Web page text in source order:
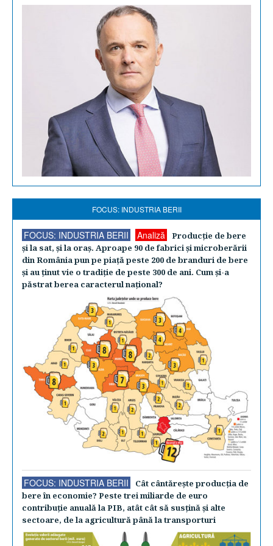
FOCUS: INDUSTRIA BERII
FOCUS: INDUSTRIA BERII Analiză
Producţie de bere
şi la sat, şi la oraş. Aproape 90 de fabrici şi microberării
din România pun pe piaţă peste 200 de branduri de bere
şi au ţinut vie o tradiţie de peste 300 de ani. Cum şi-a
păstrat berea caracterul naţional?
FOCUS: INDUSTRIA BERII
Cât cântăreşte producţia de
bere în economie? Peste trei miliarde de euro
contribuţie anuală la PIB, atât cât să susţină şi alte
sectoare, de la agricultură până la transporturi